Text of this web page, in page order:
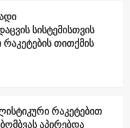
სისტემისთვის
თითქმის
რაკეტებით
აპირებდა